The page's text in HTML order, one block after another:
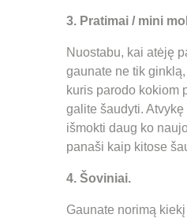
3. Pratimai / mini
Nuostabu, kai atėję
gaunate ne tik
kuris parodo kokiom
galite šaudyti.
išmokti daug ko
panaši kaip kitose
4. Šoviniai.
Gaunate norimą